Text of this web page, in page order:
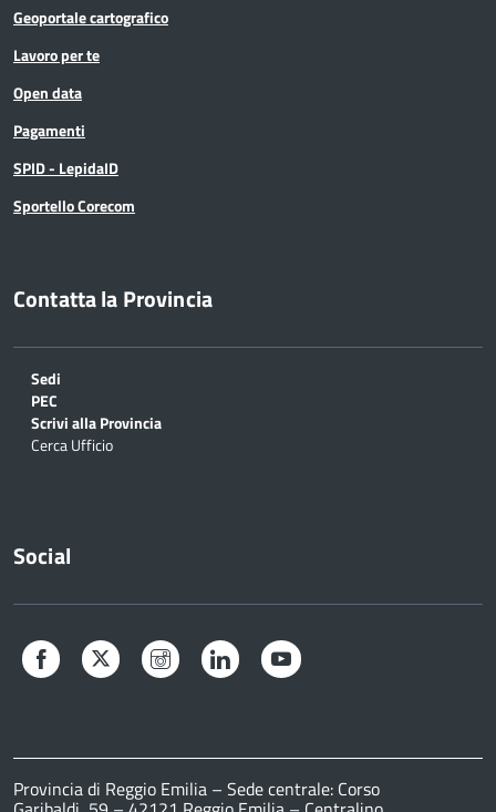
Geoportale cartografico
Lavoro per te
Open data
Pagamenti
SPID - LepidaID
Sportello Corecom
Contatta la Provincia
Sedi
PEC
Scrivi alla Provincia
Cerca Ufficio
Social
Facebook Twitter Instagram LinkedIn
Provincia di Reggio Emilia – Sede centrale: Corso